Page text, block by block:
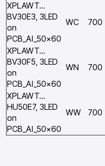
XPLAWT…
BV30E3, 3LED
on
PCB_Al_50×60
WC 700
XPLAWT…
BV30F5, 3LED
on
PCB_Al_50×60
WN 700
XPLAWT…
HU50E7, 3LED
on
PCB_Al_50×60
WW 700